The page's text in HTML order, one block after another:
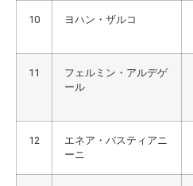
10 ヨハン・ザルコ
11
フェルミン・アルデゲ
ール
12
エネア・バスティアニ
ーニ